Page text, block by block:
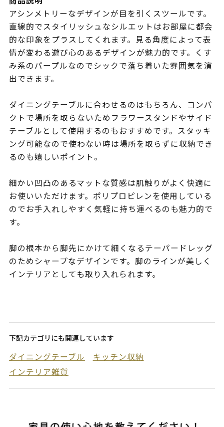
アシンメトリーなデザインが目を引くスツールです。
直線的でスタイリッシュなシルエットはお部屋に都会
的な印象をプラスしてくれます。見る角度によって表
情が変わる遊び心のあるデザインが魅力的です。くす
み系のパープルなのでシックで落ち着いた雰囲気を演
出できます。
ダイニングテーブルに合わせるのはもちろん、コンパ
クトで場所を取らないためフラワースタンドやサイド
テーブルとして使用するのもおすすめです。スタッキ
ング可能なので使わない時は場所を取らずに収納でき
るのも嬉しいポイント。
細かい凹凸のあるマットな質感は肌触りがよく快適に
お使いいただけます。ポリプロピレンを使用している
のでお手入れしやすく気軽に持ち運べるのも魅力的で
す。
脚の根本から脚先にかけて細くなるテーパードレッグ
のためシャープなデザインです。脚のラインが美しく
インテリアとしても取り入れられます。
下記カテゴリにも関連しています
ダイニングテーブル
キッチン収納
インテリア雑貨